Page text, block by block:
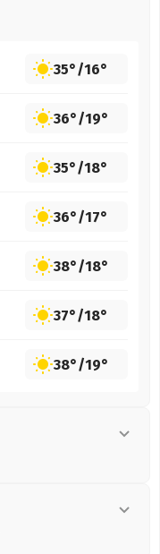
35°/16°
36°/19°
35°/18°
36°/17°
38°/18°
37°/18°
38°/19°